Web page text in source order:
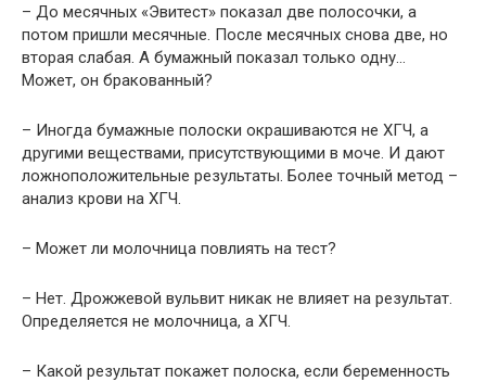
– До месячных «Эвитест» показал две полосочки, а
потом пришли месячные. После месячных снова две, но
вторая слабая. А бумажный показал только одну…
Может, он бракованный?
– Иногда бумажные полоски окрашиваются не ХГЧ, а
другими веществами, присутствующими в моче. И дают
ложноположительные результаты. Более точный метод –
анализ крови на ХГЧ.
– Может ли молочница повлиять на тест?
– Нет. Дрожжевой вульвит никак не влияет на результат.
Определяется не молочница, а ХГЧ.
– Какой результат покажет полоска, если беременность